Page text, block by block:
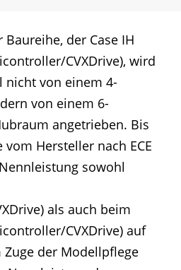
der Case IH
CVXDrive), wird
nicht von einem 4-
von einem 6-
angetrieben. Bis
Hersteller nach ECE
sowohl
als auch beim
CVXDrive) auf
Zuge der Modellpflege